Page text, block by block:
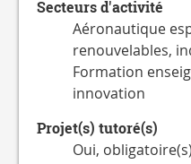
Secteurs d'activité
Aéronautique
renouvelables,
Formation
innovation
Projet(s) tutoré(s)
Oui, obligatoire(s)